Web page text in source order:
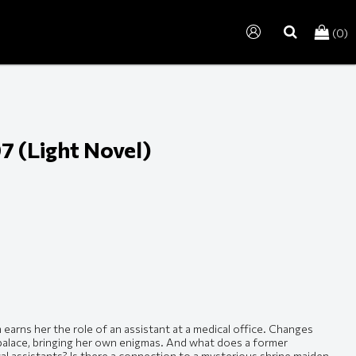
(0)
search
(Light Novel)
her the role of an assistant at a medical office. Changes
bringing her own enigmas. And what does a former